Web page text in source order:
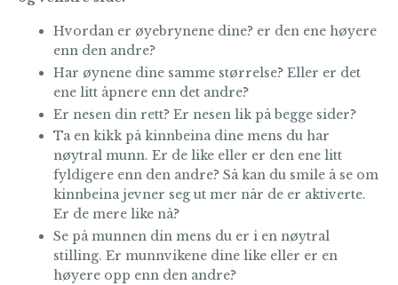
Hvordan er øyebrynene dine? er den ene høyere
enn den andre?
Har øynene dine samme størrelse? Eller er det
ene litt åpnere enn det andre?
Er nesen din rett? Er nesen lik på begge sider?
Ta en kikk på kinnbeina dine mens du har
nøytral munn. Er de like eller er den ene litt
fyldigere enn den andre? Så kan du smile å se om
kinnbeina jevner seg ut mer når de er aktiverte.
Er de mere like nå?
Se på munnen din mens du er i en nøytral
stilling. Er munnvikene dine like eller er en
høyere opp enn den andre?